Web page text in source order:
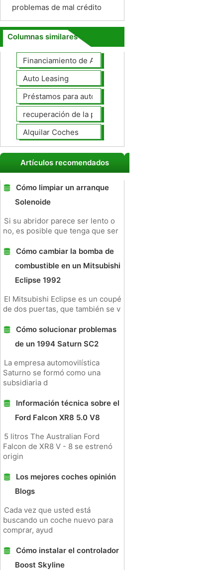
problemas de mal crédito
Columnas similares
Financiamiento de Autos
Auto Leasing
Préstamos para autos
recuperación de la posesión de coches
Alquilar Coches
Artículos recomendados
Cómo limpiar un arranque
Solenoide
Si su abridor parece ser lento o
no, es posible que tenga que ser
Cómo cambiar la bomba de
combustible en un Mitsubishi
Eclipse 1992
El Mitsubishi Eclipse es un coupé
de dos puertas, que también se v
Cómo solucionar problemas
de un 1994 Saturn SC2
La empresa automovilística
Saturno se formó como una
subsidiaria d
Información técnica sobre el
Ford Falcon XR8 5.0 V8
5 litros The Australian Ford
Falcon de XR8 V - 8 se estrenó
origin
Los mejores coches opinión
Blogs
Cada vez que usted está
buscando un coche nuevo para
comprar, ayud
Cómo instalar el controlador
Boost Skyline